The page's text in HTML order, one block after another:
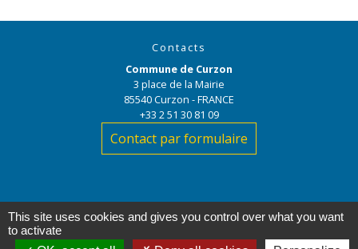
Contacts
Commune de Curzon
3 place de la Mairie
85540 Curzon - FRANCE
+33 2 51 30 81 09
Contact par formulaire
This site uses cookies and gives you control over what you want
to activate